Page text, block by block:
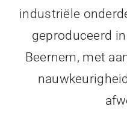
industriële
geproduceerd
Beernem, met